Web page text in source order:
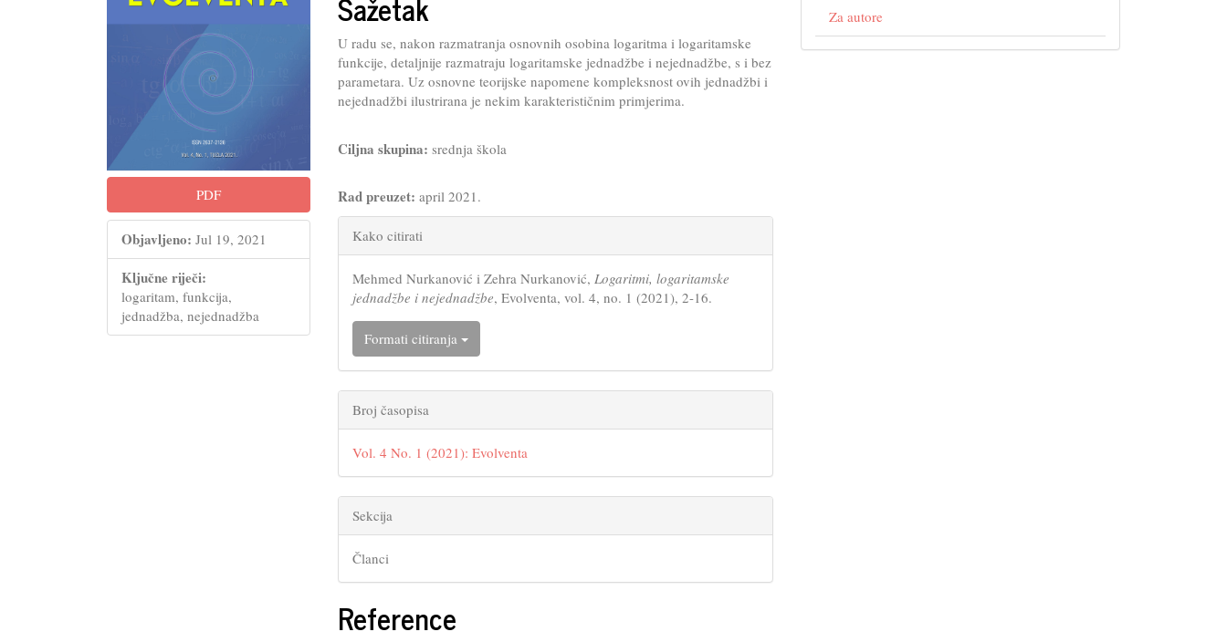
PDF
Objavljeno: Jul 19, 2021
Ključne riječi:
logaritam, funkcija,
jednadžba, nejednadžba
U radu se, nakon razmatranja osnovnih osobina logaritma i logaritamske
funkcije, detaljnije razmatraju logaritamske jednadžbe i nejednadžbe, s i bez
parametara. Uz osnovne teorijske napomene kompleksnost ovih jednadžbi i
nejednadžbi ilustrirana je nekim karakterističnim primjerima.
Ciljna skupina: srednja škola
Rad preuzet: april 2021.
Article
Details
Kako citirati
Mehmed Nurkanović i Zehra Nurkanović, Logaritmi, logaritamske
jednadžbe i nejednadžbe, Evolventa, vol. 4, no. 1 (2021), 2-16.
Formati citiranja
Broj časopisa
Vol. 4 No. 1 (2021): Evolventa
Sekcija
Članci
Reference
Za autore